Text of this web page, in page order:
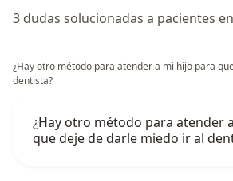
3 dudas solucionadas a pacientes
¿Hay otro método para atender a mi hijo para
dentista?
¿Hay otro método para atender
que deje de darle miedo ir al